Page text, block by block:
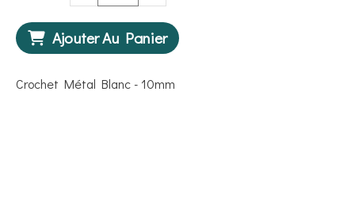
Ajouter Au Panier
Crochet Métal Blanc - 10mm